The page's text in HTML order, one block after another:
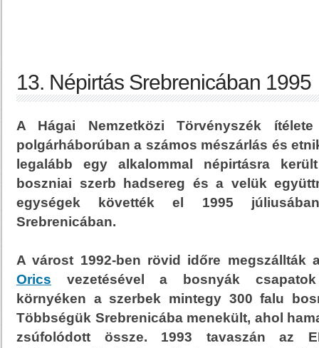
13. Népirtás Srebrenicában 1995
A Hágai Nemzetközi Törvényszék
polgárháborúban a számos mészárlás és
legalább egy alkalommal népirtásra
boszniai szerb hadsereg és a velük
egységek követték el 1995
Srebrenicában.
A várost 1992-ben rövid időre megszállták
Orics vezetésével a bosnyák
környéken a szerbek mintegy 300 falu
Többségük Srebrenicába menekült, ahol
zsúfolódott össze. 1993 tavaszán az